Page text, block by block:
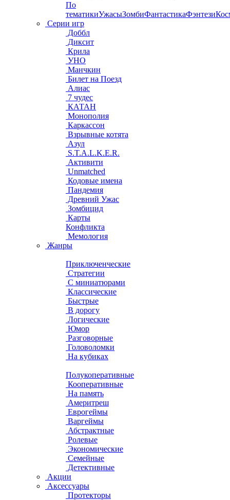
По
тематикиУжасыЗомбиФантастикаФэнтези
Серии игр
Доббл
Диксит
Крила
УНО
Манчкин
Билет на Поезд
Алиас
7 чудес
КАТАН
Монополия
Каркассон
Взрывные котята
Азул
S.T.A.L.K.E.R.
Активити
Unmatched
Кодовые имена
Пандемия
Древний Ужас
Зомбицид
Карты
Конфликта
Мемология
Жанры
Приключенческие
Стратегии
С миниатюрами
Классические
Быстрые
В дорогу
Логические
Юмор
Разговорные
Головоломки
На кубиках
Полукоперативные
Кооперативные
На память
Америтреш
Еврогеймы
Варгеймы
Абстрактные
Ролевые
Экономические
Семейные
Детективные
Акции
Аксессуары
Протекторы